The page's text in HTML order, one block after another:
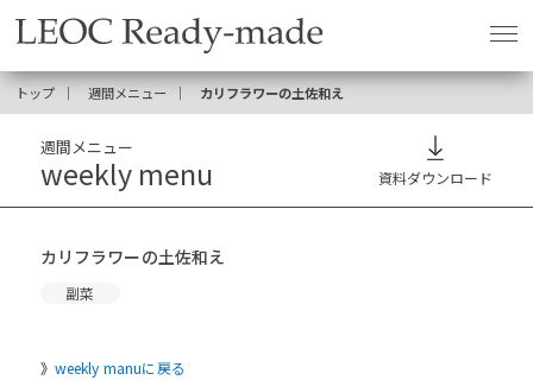
トップ 週間メニュー カリフラワーの土佐和え
週間メニュー
weekly menu 資料ダウンロード
カリフラワーの土佐和え
副菜
weekly manuに戻る